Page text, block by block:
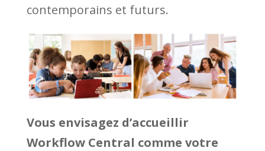
contemporains et futurs.
Vous envisagez d’accueillir
Workflow Central comme votre